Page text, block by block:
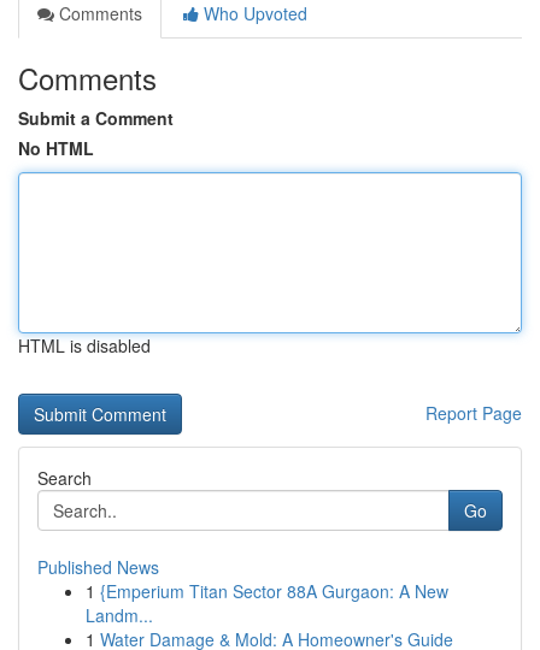
Comments
Who Upvoted
Comments
Submit a Comment
No HTML
HTML is disabled
Report Page
Search
Go
Published News
1 {Emperium Titan Sector 88A Gurgaon: A New
Landm...
1 Water Damage & Mold: A Homeowner's Guide